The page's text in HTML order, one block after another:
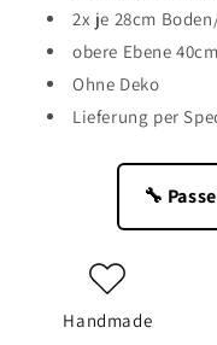
2x je 28cm
obere Ebene
Ohne Deko
Lieferung per
🔧
Handmade